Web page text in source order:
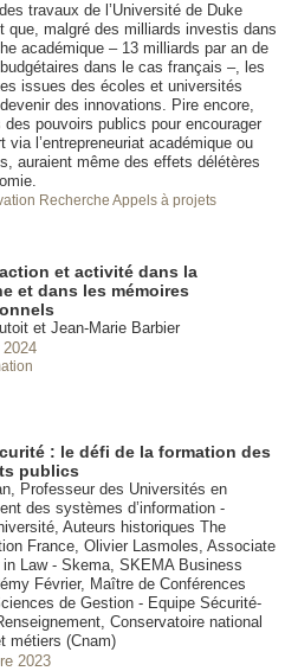
travaux de l’Université de Duke
que, malgré des milliards investis dans
académique – 13 milliards par an de
dans le cas français –, les
issues des écoles et universités
des innovations. Pire encore,
des pouvoirs publics pour encourager
via l’entrepreneuriat académique ou
auraient même des effets délétères
Recherche Appels à projets
et activité dans la
et dans les mémoires
et Jean-Marie Barbier
: le défi de la formation des
publics
Professeur des Universités en
des systèmes d’information -
Auteurs historiques The
France, Olivier Lasmoles, Associate
in Law - Skema, SKEMA Business
Février, Maître de Conférences
de Gestion - Equipe Sécurité-
Conservatoire national
métiers (Cnam)
2023